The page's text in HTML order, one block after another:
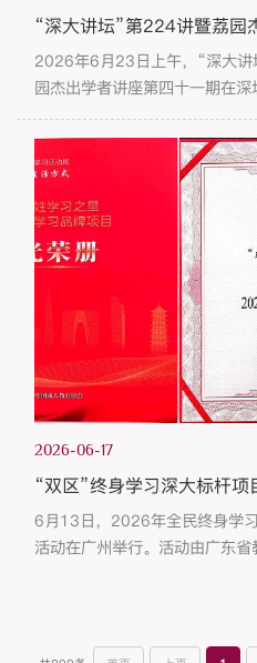
2026年6月23日上午，“深大
园杰出学者讲座第四十一期在
行。本次讲座特邀中国科学院
长刘若川教授担任主讲人，报
应用”。讲座由深圳大学数学科
持。王跃飞在致辞中对刘若川
要介绍了刘院士的学术成就。
年当选为中国科学院院...
2026-06-17
6月13日，2026年全民终身学
活动在广州举行。活动由广东
申报的“‘双区’终身学习深大标